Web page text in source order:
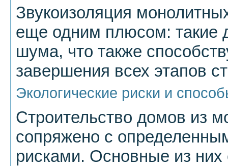
Звукоизоляция
еще одним плюсом:
шума, что также
завершения всех этапов
Экологические риски и
Строительство домов из
сопряжено с
рисками. Основные из